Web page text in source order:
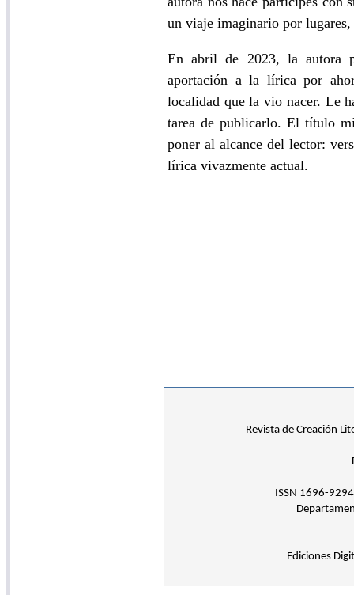
un viaje imaginario por
En abril de 2023, la autora
aportación a la lírica por
localidad que la vio nacer. Le
tarea de publicarlo. El título
poner al alcance del lector:
lírica vivazmente actual.
Revista de Creación
ISSN 1696-
Ediciones